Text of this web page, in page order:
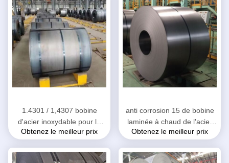
1.4301 / 1,4307 bobine
d'acier inoxydable pour le
produit chimique/industrie
Obtenez le meilleur prix
anti corrosion 15 de bobine
laminée à chaud de l'acier
inoxydable 409L - poids de
Obtenez le meilleur prix